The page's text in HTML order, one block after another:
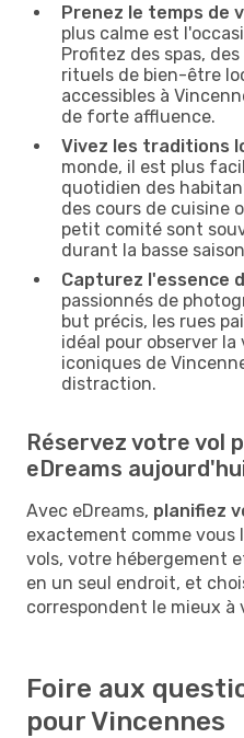
Prenez le temps de
plus calme est
Profitez des spas,
rituels de bien-être
accessibles à
de forte affluence.
Vivez les traditions
monde, il est plus
quotidien des
des cours de cuisine
petit comité sont
durant la basse
Capturez l'essence
passionnés de
but précis, les rues
idéal pour observer
iconiques de
distraction.
Réservez votre vol
eDreams
Avec eDreams, planifiez
exactement comme vous
vols, votre hébergement
en un seul endroit, et
correspondent le mieux à
Foire aux
pour Vincennes